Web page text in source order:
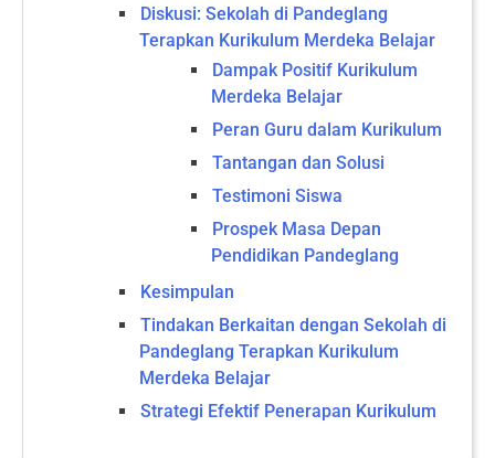
Diskusi: Sekolah di Pandeglang
Terapkan Kurikulum Merdeka Belajar
Dampak Positif Kurikulum
Merdeka Belajar
Peran Guru dalam Kurikulum
Tantangan dan Solusi
Testimoni Siswa
Prospek Masa Depan
Pendidikan Pandeglang
Kesimpulan
Tindakan Berkaitan dengan Sekolah di
Pandeglang Terapkan Kurikulum
Merdeka Belajar
Strategi Efektif Penerapan Kurikulum